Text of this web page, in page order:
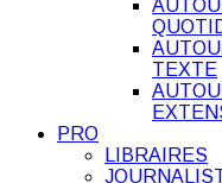
TEXTE
PRO
LIBRAIRES